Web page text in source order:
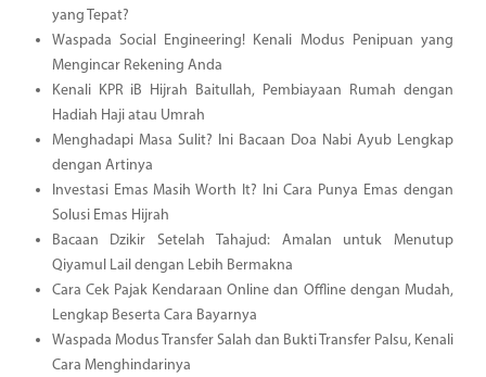
yang Tepat?
Waspada Social Engineering! Kenali Modus Penipuan yang
Mengincar Rekening Anda
Kenali KPR iB Hijrah Baitullah, Pembiayaan Rumah dengan
Hadiah Haji atau Umrah
Menghadapi Masa Sulit? Ini Bacaan Doa Nabi Ayub Lengkap
dengan Artinya
Investasi Emas Masih Worth It? Ini Cara Punya Emas dengan
Solusi Emas Hijrah
Bacaan Dzikir Setelah Tahajud: Amalan untuk Menutup
Qiyamul Lail dengan Lebih Bermakna
Cara Cek Pajak Kendaraan Online dan Offline dengan Mudah,
Lengkap Beserta Cara Bayarnya
Waspada Modus Transfer Salah dan Bukti Transfer Palsu, Kenali
Cara Menghindarinya